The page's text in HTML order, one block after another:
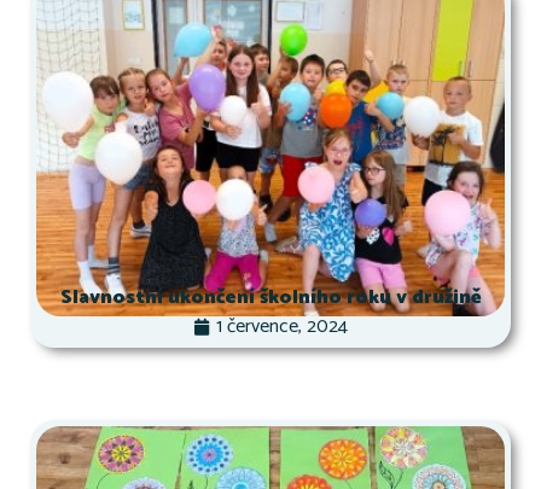
Slavnostní ukončení školního roku v družině
1 července, 2024